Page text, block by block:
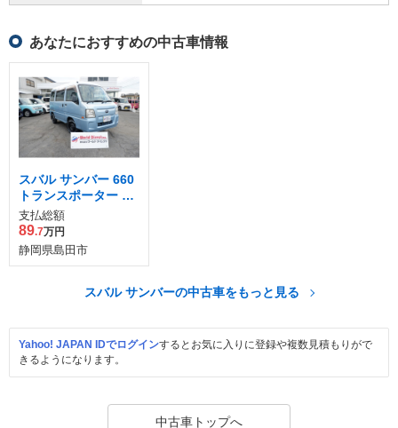
あなたにおすすめの中古車情報
スバル サンバー 660
トランスポーター ス
ーパーチャージャー
4WD
支払総額
89.7万円
静岡県島田市
スバル サンバーの中古車をもっと見る
Yahoo! JAPAN IDでログインするとお気に入りに登録や複数見積もりがで
きるようになります。
中古車トップへ